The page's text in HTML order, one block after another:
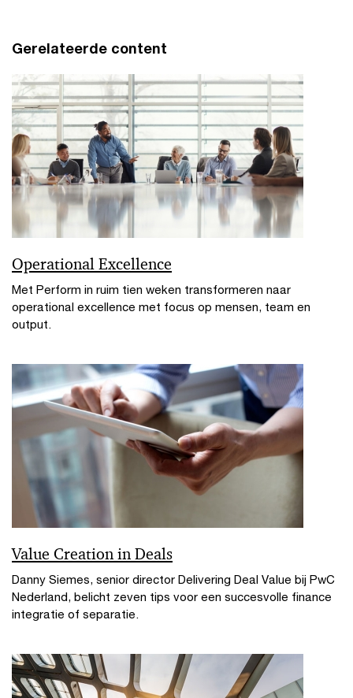
Gerelateerde content
Operational Excellence
Met Perform in ruim tien weken transformeren naar
operational excellence met focus op mensen, team en
output.
Value Creation in Deals
Danny Siemes, senior director Delivering Deal Value bij PwC
Nederland, belicht zeven tips voor een succesvolle finance
integratie of separatie.